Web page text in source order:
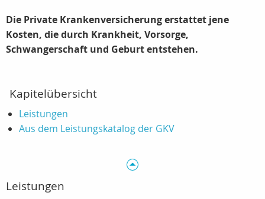
Die Private Krankenversicherung erstattet jene
Kosten, die durch Krankheit, Vorsorge,
Schwangerschaft und Geburt entstehen.
Kapitelübersicht
Leistungen
Aus dem Leistungskatalog der GKV
Leistungen